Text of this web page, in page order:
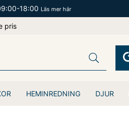
18:00 Läs mer här
pris
HEMINREDNING DJUR